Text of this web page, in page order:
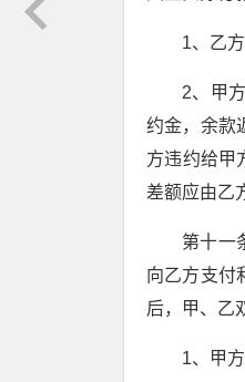
1、乙
2、甲
约金，余款
方违约给甲
差额应由乙
第十一
向乙方支付
后，甲、乙
1、甲